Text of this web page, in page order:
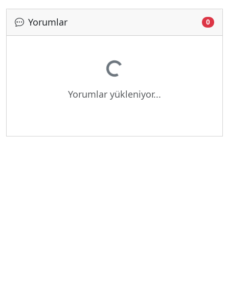
Yorumlar 0
Yükleniyor...
Yorumlar yükleniyor...